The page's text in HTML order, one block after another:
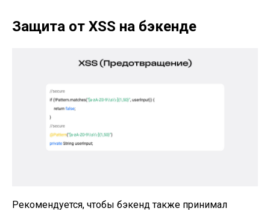
Защита от XSS на бэкенде
Рекомендуется, чтобы бэкенд также принимал